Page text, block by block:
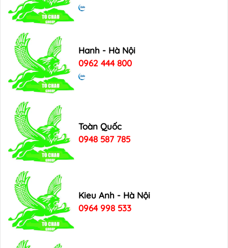
Hanh - Hà Nội
0962 444 800
Toàn Quốc
0948 587 785
Kieu Anh - Hà Nội
0964 998 533